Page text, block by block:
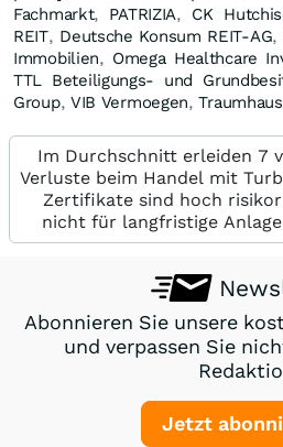
Fachmarkt, PATRIZIA, CK
REIT, Deutsche Konsum REIT-AG,
Immobilien, Omega Healthcare
TTL Beteiligungs- und
Group, VIB Vermoegen,Traumhaus
Im Durchschnitt erleiden 7
Verluste beim Handel mit
Zertifikate sind hoch
nicht für langfristige
Abonnieren Sie unsere
und verpassen Sie
Jetzt